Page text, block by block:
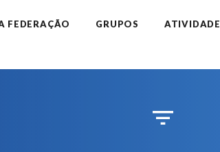
FEDERAÇÃO GRUPOS